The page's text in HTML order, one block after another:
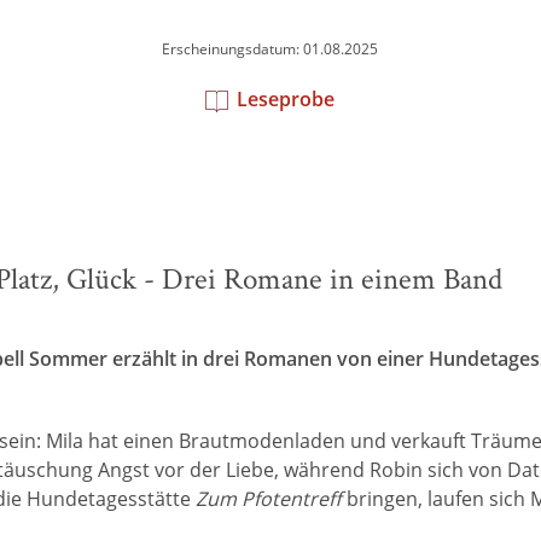
Erscheinungsdatum: 01.08.2025
Leseprobe
Glück - Drei Romane in einem Band
Sommer erzählt in drei Romanen von einer
Mila hat einen Brautmodenladen und verkauft
Angst vor der Liebe, während Robin sich von
HundetagesstätteZum Pfotentreffbringen, laufen sich